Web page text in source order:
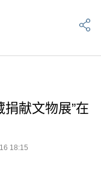
献文物展”在
18:15